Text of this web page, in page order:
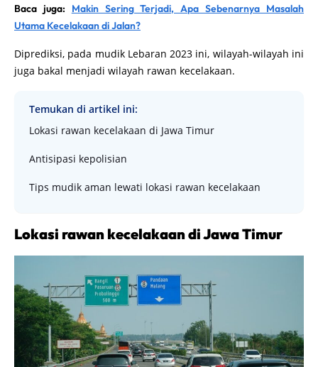
Baca juga: Makin Sering Terjadi, Apa Sebenarnya Masalah
Utama Kecelakaan di Jalan?
Diprediksi, pada mudik Lebaran 2023 ini, wilayah-wilayah ini
juga bakal menjadi wilayah rawan kecelakaan.
Temukan di artikel ini:
Lokasi rawan kecelakaan di Jawa Timur
Antisipasi kepolisian
Tips mudik aman lewati lokasi rawan kecelakaan
Lokasi rawan kecelakaan di Jawa Timur